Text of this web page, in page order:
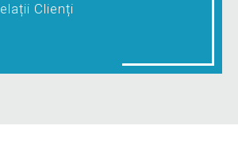
Clienți